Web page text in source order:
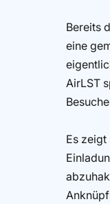
Bereits
eine
AirLST
Es